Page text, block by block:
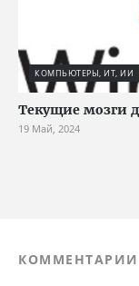
КОМПЬЮТЕРЫ, ИТ, ИИ
Текущие мозги
19 Май, 2024
КОММЕНТАРИИ